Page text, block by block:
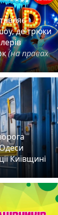
де трюки
(на правах
Київщині